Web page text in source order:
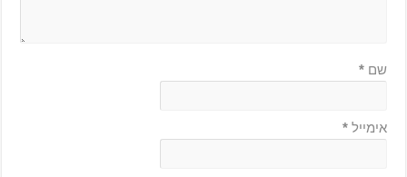
שם*
אימייל*